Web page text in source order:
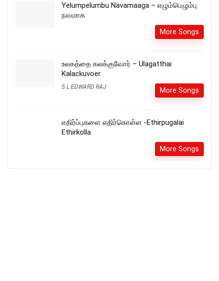
Yelumpelumbu Navamaaga – எழும்பெழும்பு
நவமாக
More Songs
உலகத்தை கலக்குவோர் – Ulagatthai
Kalackuvoer
S L EDWARD RAJ More Songs
எதிர்ப்புகளை எதிர்கொள்ள -Ethirpugalai
Ethirkolla
More Songs